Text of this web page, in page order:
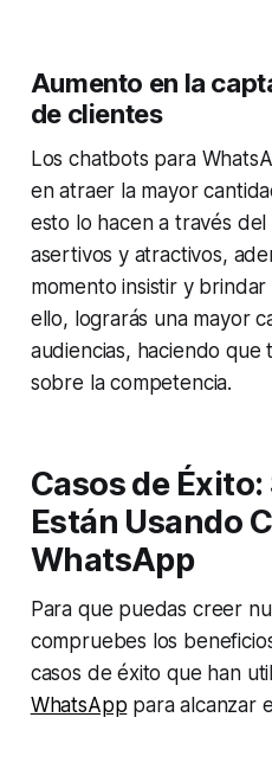
Aumento en la
de clientes
Los chatbots para
en atraer la mayor
esto lo hacen a través del
asertivos y atractivos,
momento insistir y
ello, lograrás una mayor
audiencias, haciendo que
sobre la competencia.
Casos de
Están Usando
WhatsApp
Para que puedas creer
compruebes los
casos de éxito que han
WhatsApp para alcanzar